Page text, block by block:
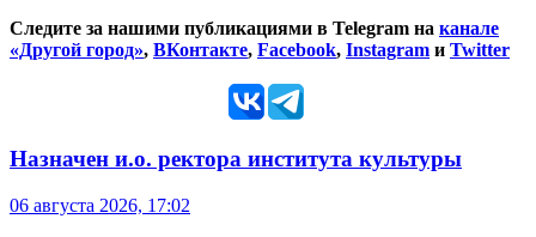
Следите за нашими публикациями в Telegram на канале
«Другой город», ВКонтакте, Facebook, Instagram и Twitter
Назначен и.о. ректора института культуры
06 августа 2026, 17:02